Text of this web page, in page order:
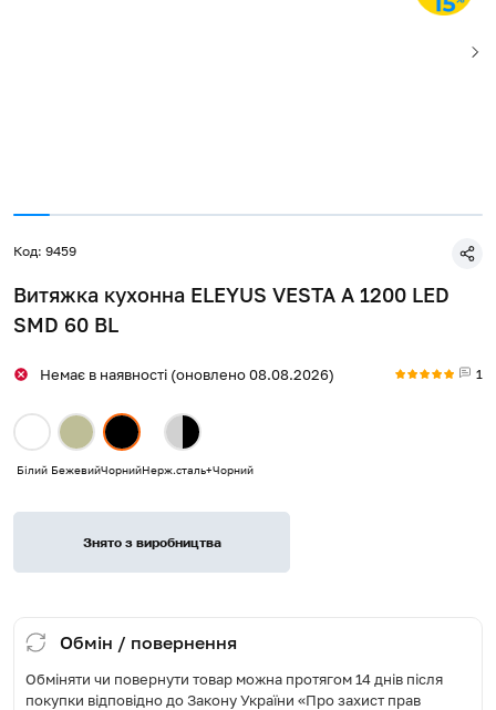
Код: 9459
Витяжка кухонна ELEYUS VESTA A 1200 LED
SMD 60 BL
Немає в наявності (оновлено 08.08.2026) 1
Білий БежевийЧорнийНерж.сталь+Чорний
Знято з виробництва
Обмін / повернення
Обміняти чи повернути товар можна протягом 14 днів після
покупки відповідно до Закону України «Про захист прав